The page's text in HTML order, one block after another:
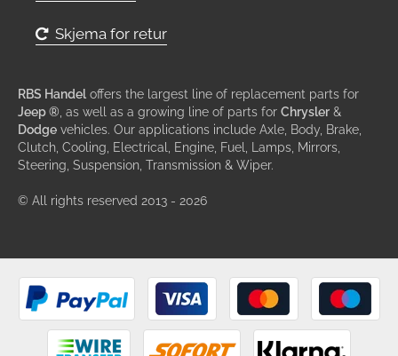
Skjema for retur
RBS Handel offers the largest line of replacement parts for
Jeep ® , as well as a growing line of parts for Chrysler &
Dodge vehicles. Our applications include Axle, Body, Brake,
Clutch, Cooling, Electrical, Engine, Fuel, Lamps, Mirrors,
Steering, Suspension, Transmission & Wiper.
© All rights reserved 2013 - 2026